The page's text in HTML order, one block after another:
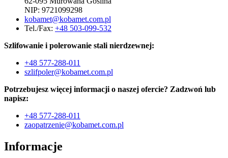
NIP: 9721099298
kobamet@kobamet.com.pl
Tel./Fax: +48 503-099-532
Szlifowanie i polerowanie stali nierdzewnej:
+48 577-288-011
szlifpoler@kobamet.com.pl
Potrzebujesz więcej informacji o naszej ofercie? Zadzwoń lub
napisz:
+48 577-288-011
zaopatrzenie@kobamet.com.pl
Informacje